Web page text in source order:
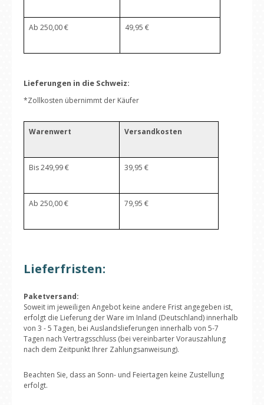
Ab 250,00 € 49,95 €
Lieferungen in die Schweiz:
*Zollkosten übernimmt der Käufer
Warenwert Versandkosten
Bis 249,99 € 39,95 €
Ab 250,00 € 79,95 €
Lieferfristen:
Paketversand:
Soweit im jeweiligen Angebot keine andere Frist angegeben ist,
erfolgt die Lieferung der Ware im Inland (Deutschland) innerhalb
von 3 - 5 Tagen, bei Auslandslieferungen innerhalb von 5-7
Tagen nach Vertragsschluss (bei vereinbarter Vorauszahlung
nach dem Zeitpunkt Ihrer Zahlungsanweisung).
Beachten Sie, dass an Sonn- und Feiertagen keine Zustellung
erfolgt.